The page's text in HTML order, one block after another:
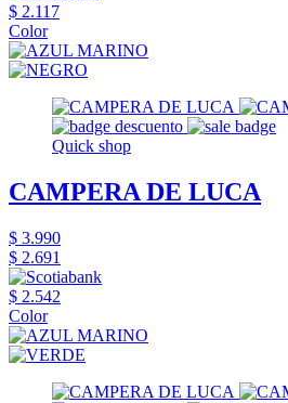
$ 2.117
Color
Quick shop
CAMPERA DE LUCA
$ 3.990
$ 2.691
$ 2.542
Color